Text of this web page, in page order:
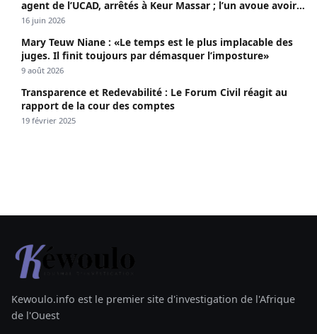
agent de l’UCAD, arrêtés à Keur Massar ; l’un avoue avoir
propagé le VIH depuis 2018
16 juin 2026
Mary Teuw Niane : «Le temps est le plus implacable des
juges. Il finit toujours par démasquer l’imposture»
9 août 2026
Transparence et Redevabilité : Le Forum Civil réagit au
rapport de la cour des comptes
19 février 2025
Kewoulo.info est le premier site d'investigation de l'Afrique
de l'Ouest